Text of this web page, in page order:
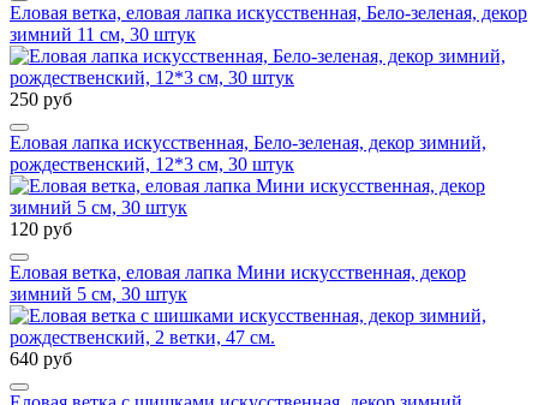
Еловая ветка, еловая лапка искусственная, Бело-зеленая, декор
зимний 11 см, 30 штук
250 руб
Еловая лапка искусственная, Бело-зеленая, декор зимний,
рождественский, 12*3 см, 30 штук
120 руб
Еловая ветка, еловая лапка Мини искусственная, декор
зимний 5 см, 30 штук
640 руб